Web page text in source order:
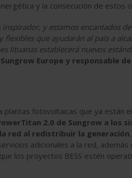
y la consecución de estos
y estamos encantados
que ayudarán al país a
lituanas establecerá nuevos
Europe y responsable de
plantas fotovoltaicas que ya están
2.0 de Sungrow a los
red al redistribuir la generación
adicionales a la red, además
los proyectos BESS estén